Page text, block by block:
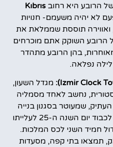
הרובע היא רחובKıbrıs
לא יהיה משעמם- חנויות
ואווירה תוססת שממלאת את
הרובע השוקק אתם מוכרחים
בהן הרובע מתהדר
נפלאה.
מגדל השעון,
נחשב לאחד מסמליה
שמעוטר בסגנון בנייה
עות'מאני, נבנה בשנת 1901 לכבוד יום השנה ה-25 לעלייתו
חמיד השני לכס המלכות.
תמצאו בתי קפה, מסעדות